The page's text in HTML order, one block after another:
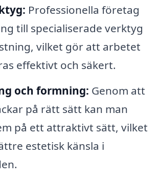
Professionella företag
till specialiserade verktyg
vilket gör att arbetet
effektivt och säkert.
och formning: Genom att
på rätt sätt kan man
på ett attraktivt sätt, vilket
estetisk känsla i